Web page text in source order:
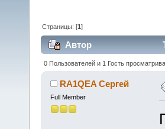
Страницы: [1]
Автор
0 Пользователей и 1 Гость
RA1QEA Сергей
Full Member